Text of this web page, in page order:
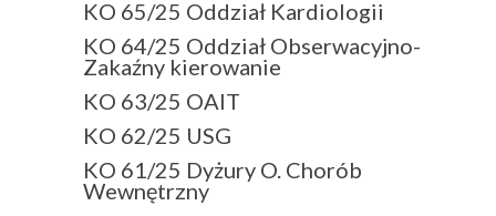
KO 65/25 Oddział Kardiologii
KO 64/25 Oddział Obserwacyjno-
Zakaźny kierowanie
KO 63/25 OAIT
KO 62/25 USG
KO 61/25 Dyżury O. Chorób
Wewnętrzny